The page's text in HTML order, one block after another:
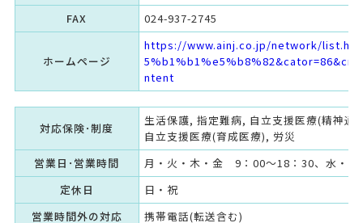
FAX
024-937-2745
ホームページ
https://www.ainj.co.jp/network/
ntent
対応保険･制度
生活保護, 指定難病, 自立支援医療(精神通
自立支援医療(育成医療), 労災
営業日･営業時間
月・火・木・金 9：00～18：30、水・
定休日
日・祝
営業時間外の対応
携帯電話(転送含む)